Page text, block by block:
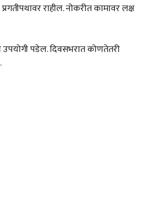
राहील. नोकरीत कामावर लक्ष
पडेल. दिवसभरात कोणतेतरी